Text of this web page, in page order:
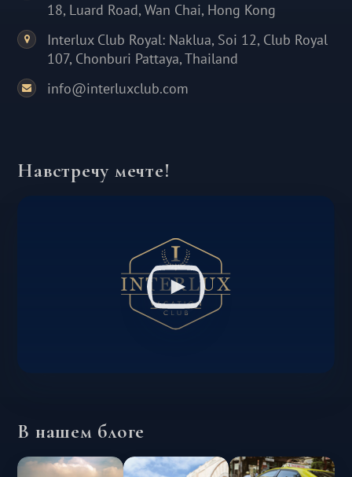
18, Luard Road, Wan Chai, Hong Kong
Interlux Club Royal: Naklua, Soi 12, Club Royal
107, Chonburi Pattaya, Thailand
info@interluxclub.com
Навстречу мечте!
В нашем блоге